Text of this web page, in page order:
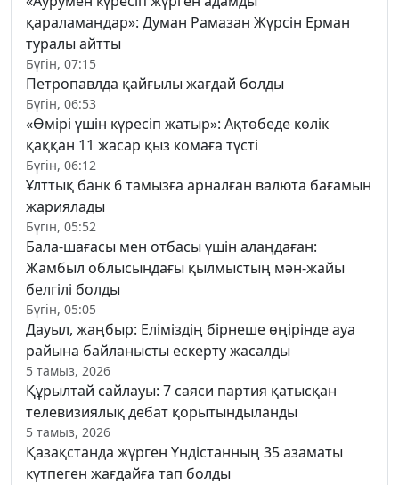
қараламаңдар»: Думан Рамазан Жүрсін Ерман
туралы айтты
Бүгін, 07:15
Петропавлда қайғылы жағдай болды
Бүгін, 06:53
«Өмірі үшін күресіп жатыр»: Ақтөбеде көлік
қаққан 11 жасар қыз комаға түсті
Бүгін, 06:12
Ұлттық банк 6 тамызға арналған валюта бағамын
жариялады
Бүгін, 05:52
Бала-шағасы мен отбасы үшін алаңдаған:
Жамбыл облысындағы қылмыстың мән-жайы
белгілі болды
Бүгін, 05:05
Дауыл, жаңбыр: Еліміздің бірнеше өңірінде ауа
райына байланысты ескерту жасалды
5 тамыз, 2026
Құрылтай сайлауы: 7 саяси партия қатысқан
телевизиялық дебат қорытындыланды
5 тамыз, 2026
Қазақстанда жүрген Үндістанның 35 азаматы
күтпеген жағдайға тап болды